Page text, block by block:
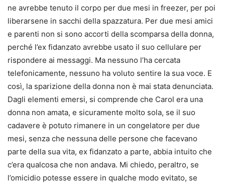
ne avrebbe tenuto il corpo per due mesi in freezer, per poi
liberarsene in sacchi della spazzatura. Per due mesi amici
e parenti non si sono accorti della scomparsa della donna,
perché l’ex fidanzato avrebbe usato il suo cellulare per
rispondere ai messaggi. Ma nessuno l’ha cercata
telefonicamente, nessuno ha voluto sentire la sua voce. E
così, la sparizione della donna non è mai stata denunciata.
Dagli elementi emersi, si comprende che Carol era una
donna non amata, e sicuramente molto sola, se il suo
cadavere è potuto rimanere in un congelatore per due
mesi, senza che nessuna delle persone che facevano
parte della sua vita, ex fidanzato a parte, abbia intuito che
c’era qualcosa che non andava. Mi chiedo, peraltro, se
l’omicidio potesse essere in qualche modo evitato, se